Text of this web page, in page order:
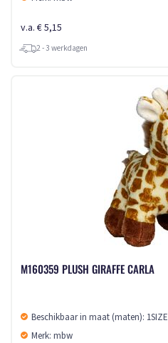
v.a. € 5,15
2 - 3 werkdagen
M160359 PLUSH GIRAFFE CARLA
Beschikbaar in maat (maten): 1SIZE
Merk: mbw